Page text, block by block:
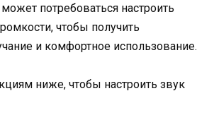
потребоваться настроить
чтобы получить
и комфортное использование.
ниже, чтобы настроить звук